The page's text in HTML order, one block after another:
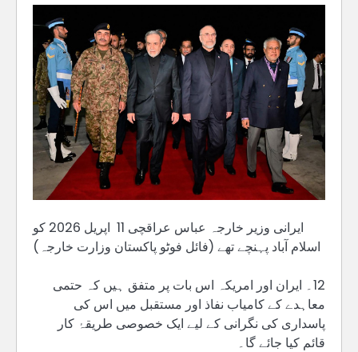
ایرانی وزیر خارجہ عباس عراقچی 11 اپریل 2026 کو
اسلام آباد پہنچے تھے (فائل فوٹو پاکستان وزارت خارجہ)
12۔ ایران اور امریکہ اس بات پر متفق ہیں کہ حتمی
معاہدے کے کامیاب نفاذ اور مستقبل میں اس کی
پاسداری کی نگرانی کے لیے ایک خصوصی طریقۂ کار
قائم کیا جائے گا۔